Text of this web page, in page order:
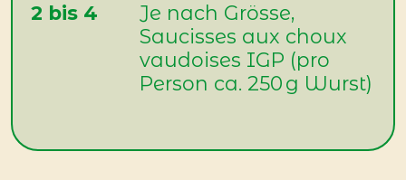
2 bis 4
Je nach Grösse,
Saucisses aux choux
vaudoises IGP (pro
Person ca. 250 g Wurst)